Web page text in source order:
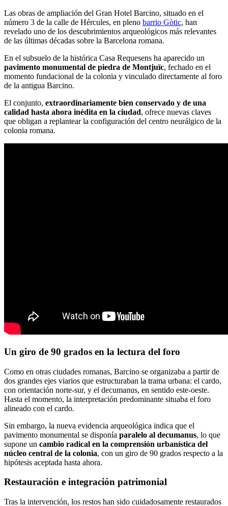
Las obras de ampliación del Gran Hotel Barcino, situado en el
número 3 de la calle de Hércules, en pleno barrio Gòtic, han
revelado uno de los descubrimientos arqueológicos más relevantes
de las últimas décadas sobre la Barcelona romana.
En el subsuelo de la histórica Casa Requesens ha aparecido un
pavimento monumental de piedra de Montjuïc, fechado en el
momento fundacional de la colonia y vinculado directamente al foro
de la antigua Barcino.
El conjunto, extraordinariamente bien conservado y de una
calidad hasta ahora inédita en la ciudad, ofrece nuevas claves
que obligan a replantear la configuración del centro neurálgico de la
colonia romana.
Un giro de 90 grados en la lectura del foro
Como en otras ciudades romanas, Barcino se organizaba a partir de
dos grandes ejes viarios que estructuraban la trama urbana: el cardo,
con orientación norte-sur, y el decumanus, en sentido este-oeste.
Hasta el momento, la interpretación predominante situaba el foro
alineado con el cardo.
Sin embargo, la nueva evidencia arqueológica indica que el
pavimento monumental se disponía paralelo al decumanus, lo que
supone un cambio radical en la comprensión urbanística del
núcleo central de la colonia, con un giro de 90 grados respecto a la
hipótesis aceptada hasta ahora.
Restauración e integración patrimonial
Tras la intervención, los restos han sido cuidadosamente restaurados